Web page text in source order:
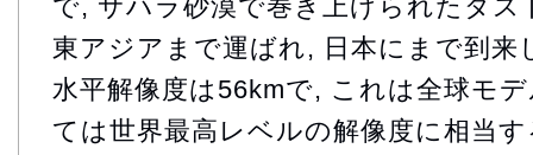
で, サハラ砂漠で巻き上げられたダス
東アジアまで運ばれ, 日本にまで到来
水平解像度は56kmで, これは全球モ
ては世界最高レベルの解像度に相当